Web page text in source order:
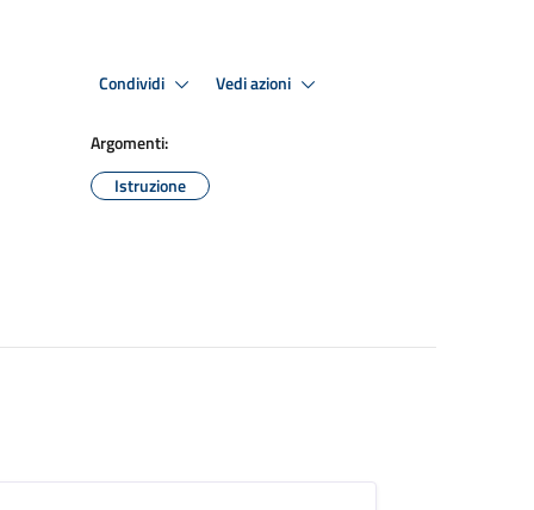
Condividi Vedi azioni
Argomenti:
Istruzione